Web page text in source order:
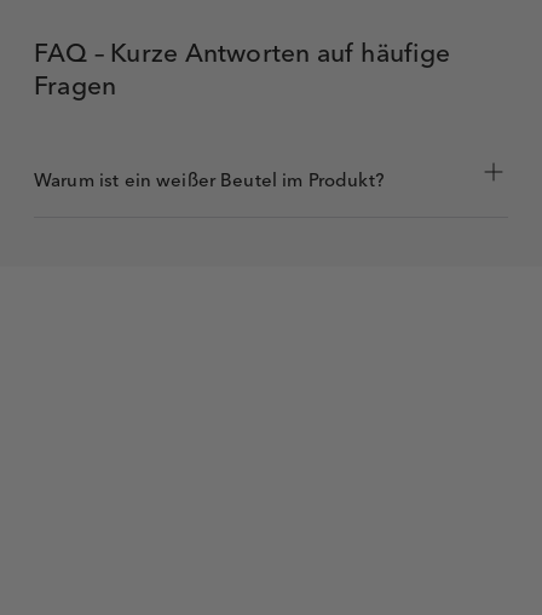
FAQ – Kurze Antworten auf häufige
Fragen
Warum ist ein weißer Beutel im Produkt?